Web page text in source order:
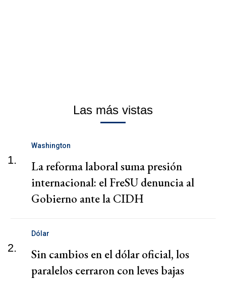
Las más vistas
1.
Washington
La reforma laboral suma presión
internacional: el FreSU denuncia al
Gobierno ante la CIDH
2.
Dólar
Sin cambios en el dólar oficial, los
paralelos cerraron con leves bajas